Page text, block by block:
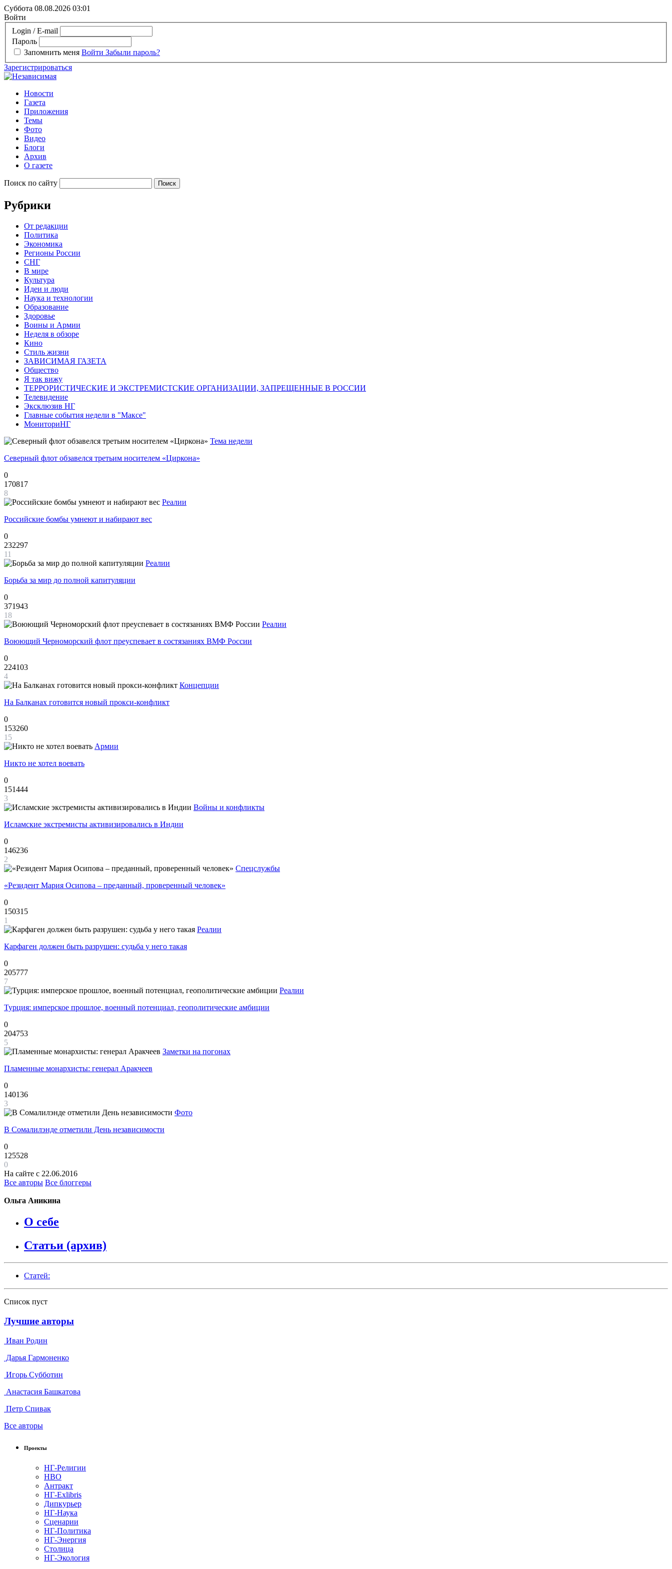
Суббота 08.08.2026 03:01
Войти
Login / E-mail
Пароль
Запомнить меня Войти Забыли пароль?
Зарегистрироваться
Новости
Газета
Приложения
Темы
Фото
Видео
Блоги
Архив
О газете
Поиск по сайту
Рубрики
От редакции
Политика
Экономика
Регионы России
СНГ
В мире
Культура
Идеи и люди
Наука и технологии
Образование
Здоровье
Воины и Армии
Неделя в обзоре
Кино
Стиль жизни
ЗАВИСИМАЯ ГАЗЕТА
Общество
Я так вижу
ТЕРРОРИСТИЧЕСКИЕ И ЭКСТРЕМИСТСКИЕ ОРГАНИЗАЦИИ, ЗАПРЕЩЕННЫЕ В РОССИИ
Телевидение
Эксклюзив НГ
Главные события недели в "Максе"
МониториНГ
Тема недели
Северный флот обзавелся третьим носителем «Циркона»
0
170817
8
Реалии
Российские бомбы умнеют и набирают вес
0
232297
11
Реалии
Борьба за мир до полной капитуляции
0
371943
18
Реалии
Воюющий Черноморский флот преуспевает в состязаниях ВМФ России
0
224103
4
Концепции
На Балканах готовится новый прокси-конфликт
0
153260
15
Армии
Никто не хотел воевать
0
151444
3
Войны и конфликты
Исламские экстремисты активизировались в Индии
0
146236
2
Спецслужбы
«Резидент Мария Осипова – преданный, проверенный человек»
0
150315
1
Реалии
Карфаген должен быть разрушен: судьба у него такая
0
205777
7
Реалии
Турция: имперское прошлое, военный потенциал, геополитические амбиции
0
204753
5
Заметки на погонах
Пламенные монархисты: генерал Аракчеев
0
140136
3
Фото
В Сомалилэнде отметили День независимости
0
125528
0
На сайте с 22.06.2016
Все авторы Все блоггеры
Ольга Аникина
О себе
Статьи (архив)
Статей:
Список пуст
Лучшие авторы
Иван Родин
Дарья Гармоненко
Игорь Субботин
Анастасия Башкатова
Петр Спивак
Все авторы
Проекты
НГ-Религии
НВО
Антракт
НГ-Exlibris
Дипкурьер
НГ-Наука
Сценарии
НГ-Политика
НГ-Энергия
Столица
НГ-Экология